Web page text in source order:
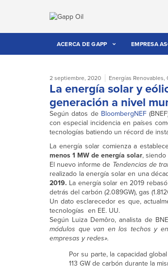
ACERCA DE GAPP EMPRESA
2 septiembre, 2020 Energías Renovables,
La energía solar y
generación a nivel
Según datos de BloombergNEF
con especial incidencia en países
tecnologías batiendo un récord de
La energía solar comienza a
menos 1 MW de energía solar,
El nuevo informe de Tendencias de
realizado la energía solar en una
2019. La energía solar en 2019
detrás del carbón (2.089GW), gas
Un dato esclarecedor es que,
tecnologías en EE. UU.
Según Luiza Demôro, analista de
módulos que van en los techos y
empresas y redes».
Por su parte, la capacidad
113 GW de carbón durante la